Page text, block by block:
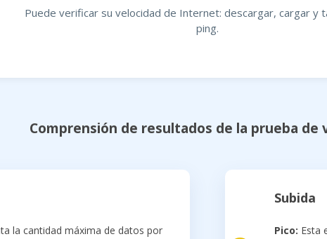
Puede verificar su velocidad de Internet: descargar, cargar y
ping.
Comprensión de resultados de la prueba de
la cantidad máxima de datos por
Subida
Pico: Esta